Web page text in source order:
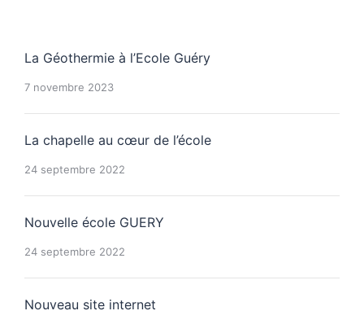
La Géothermie à l’Ecole Guéry
7 novembre 2023
La chapelle au cœur de l’école
24 septembre 2022
Nouvelle école GUERY
24 septembre 2022
Nouveau site internet